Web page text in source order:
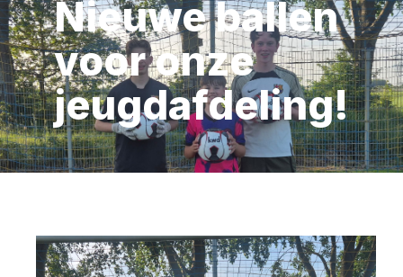
Nieuwe ballen
voor onze
jeugdafdeling!